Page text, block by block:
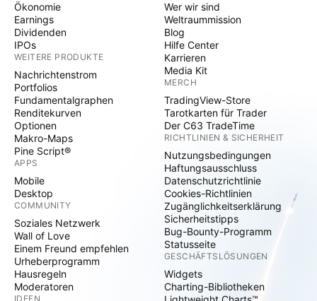
Ökonomie
Earnings
Dividenden
IPOs
WEITERE PRODUKTE
Nachrichtenstrom
Portfolios
Fundamentalgraphen
Renditekurven
Optionen
Makro-Maps
Pine Script®
APPS
Mobile
Desktop
COMMUNITY
Soziales Netzwerk
Wall of Love
Einem Freund empfehlen
Urheberprogramm
Hausregeln
Moderatoren
IDEEN
Wer wir sind
Weltraummission
Blog
Hilfe Center
Karrieren
Media Kit
MERCH
TradingView-Store
Tarotkarten für Trader
Der C63 TradeTime
RICHTLINIEN & SICHERHEIT
Nutzungsbedingungen
Haftungsausschluss
Datenschutzrichtlinie
Cookies-Richtlinien
Zugänglichkeitserklärung
Sicherheitstipps
Bug-Bounty-Programm
Statusseite
GESCHÄFTSLÖSUNGEN
Widgets
Charting-Bibliotheken